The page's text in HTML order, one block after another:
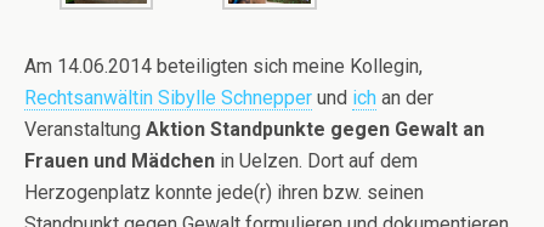
Am 14.06.2014 beteiligten sich meine Kollegin,
Rechtsanwältin Sibylle Schnepper und ich an der
Veranstaltung Aktion Standpunkte gegen Gewalt an
Frauen und Mädchen in Uelzen. Dort auf dem
Herzogenplatz konnte jede(r) ihren bzw. seinen